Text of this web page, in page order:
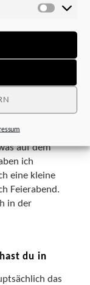
und
7 Uhr an
auf dem
ich
eine kleine
Feierabend.
in der
du in
das